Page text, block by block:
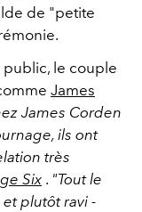
de "petite
public, le couple
James
James Corden
ils ont
très
Six . "Tout le
plutôt ravi -